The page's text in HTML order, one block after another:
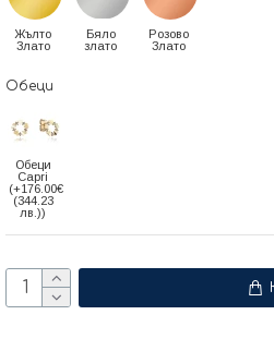
Жълто
Злато
Бяло
злато
Розово
Злато
Обеци
Обеци
Capri
(+176.00€
(344.23
лв.))